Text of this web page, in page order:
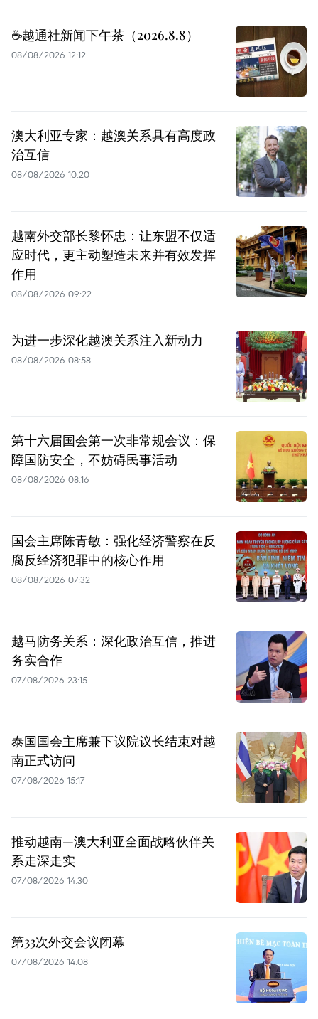
☕️越通社新闻下午茶（2026.8.8）
08/08/2026 12:12
澳大利亚专家：越澳关系具有高度政
治互信
08/08/2026 10:20
越南外交部长黎怀忠：让东盟不仅适
应时代，更主动塑造未来并有效发挥
作用
08/08/2026 09:22
为进一步深化越澳关系注入新动力
08/08/2026 08:58
第十六届国会第一次非常规会议：保
障国防安全，不妨碍民事活动
08/08/2026 08:16
国会主席陈青敏：强化经济警察在反
腐反经济犯罪中的核心作用
08/08/2026 07:32
越马防务关系：深化政治互信，推进
务实合作
07/08/2026 23:15
泰国国会主席兼下议院议长结束对越
南正式访问
07/08/2026 15:17
推动越南—澳大利亚全面战略伙伴关
系走深走实
07/08/2026 14:30
第33次外交会议闭幕
07/08/2026 14:08